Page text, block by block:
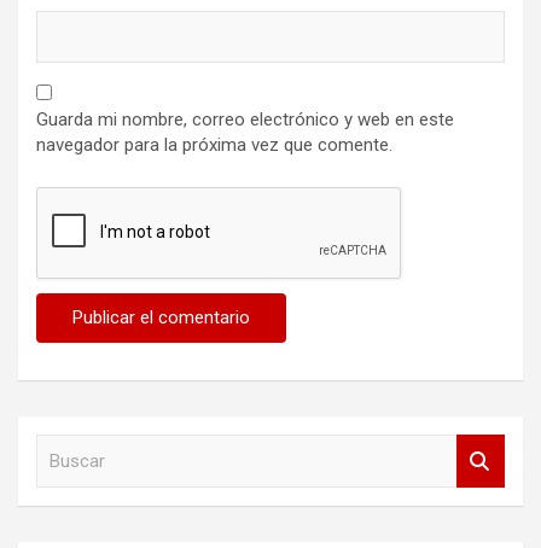
Guarda mi nombre, correo electrónico y web en este
navegador para la próxima vez que comente.